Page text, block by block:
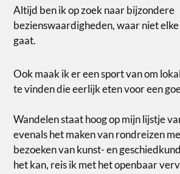
Altijd ben ik op zoek naar bijzondere
bezienswaardigheden, waar niet
gaat.
Ook maak ik er een sport van om
te vinden die eerlijk eten voor een
Wandelen staat hoog op mijn lijstje
evenals het maken van rondreizen
bezoeken van kunst- en
het kan, reis ik met het openbaar